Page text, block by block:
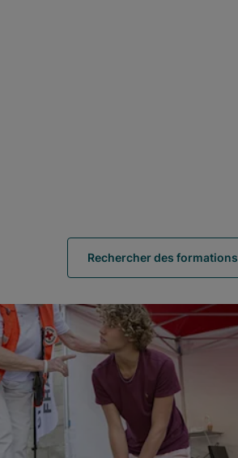
Rechercher des formations